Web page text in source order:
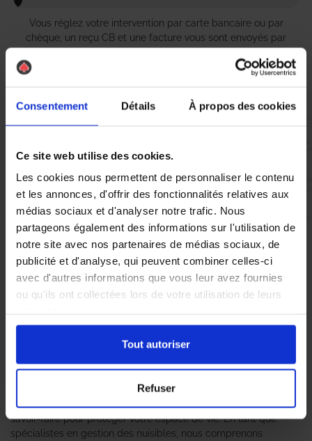
Consentement Détails À propos des cookies
Ce site web utilise des cookies.
Les cookies nous permettent de personnaliser le contenu
et les annonces, d'offrir des fonctionnalités relatives aux
médias sociaux et d'analyser notre trafic. Nous
partageons également des informations sur l'utilisation de
notre site avec nos partenaires de médias sociaux, de
publicité et d'analyse, qui peuvent combiner celles-ci
avec d'autres informations que vous leur avez fournies
ou qu'ils ont collectées lors de votre utilisation de leurs
Tout autoriser
Refuser
Vous réglez votre intervention par carte bancaire ou par
chèque, un reçu CB et une facture vous sont envoyés par
mail.
Etape 5 :
Vous recevez une demande d’évaluation de votre expérience
Nous avons pensé à tout
Dans la charmante localité de Le Cendre, la présence de
Pic, votre expert anti-nuisible de confiance. Grâce à une
approche personnalisée et des techniques éprouvées, notre
équipe s’engage à résoudre efficacement vos problèmes de
nuisibles. Que ce soit pour des interventions d’urgence ou des
solutions préventives, nous mettons à votre disposition notre
savoir-faire pour protéger votre espace de vie. En tant que
spécialistes en gestion des nuisibles, nous comprenons